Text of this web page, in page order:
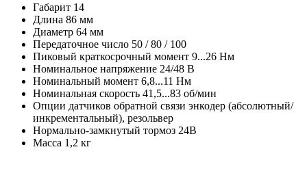
Габарит 14
Длина 86 мм
Диаметр 64 мм
Передаточное число 50 / 80 / 100
Пиковый краткосрочный момент 9...26 Нм
Номинальное напряжение 24/48 В
Номинальный момент 6,8...11 Нм
Номинальная скорость 41,5...83 об/мин
Опции датчиков обратной связи энкодер (абсолютный/
инкрементальный), резольвер
Нормально-замкнутый тормоз 24В
Масса 1,2 кг